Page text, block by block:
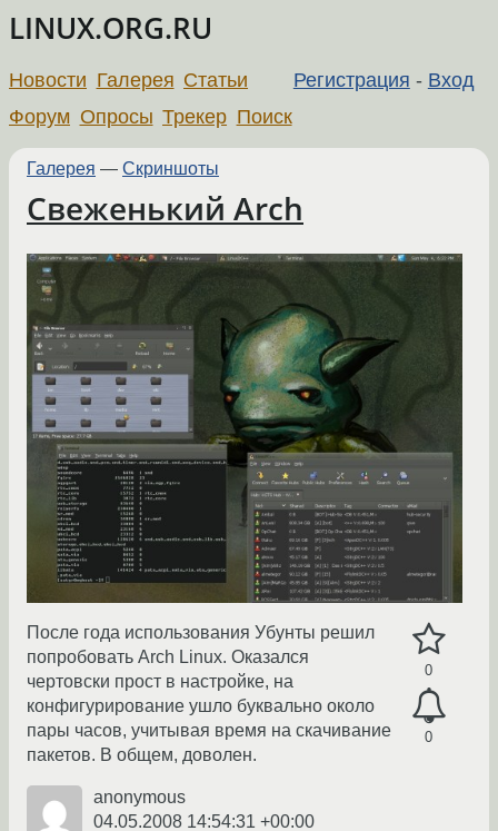
LINUX.ORG.RU
Регистрация - Вход
Новости Галерея Статьи
Форум Опросы Трекер Поиск
Галерея — Скриншоты
Свеженький Arch
0
0
После года использования Убунты решил
попробовать Arch Linux. Оказался
чертовски прост в настройке, на
конфигурирование ушло буквально около
пары часов, учитывая время на скачивание
пакетов. В общем, доволен.
anonymous
04.05.2008 14:54:31 +00:00